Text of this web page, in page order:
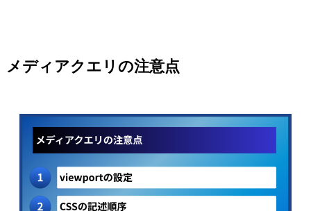
メディアクエリの注意点